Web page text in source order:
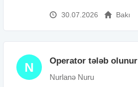
30.07.2026 Bakı
N Operator tələb olunur
Nurlanə Nuru